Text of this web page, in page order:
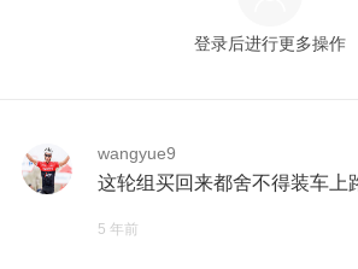
登录后进行更多操作
wangyue9
这轮组买回来都舍不得装车上
5 年前